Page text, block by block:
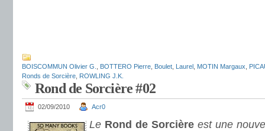
BOISCOMMUN Olivier G. BOTTERO Pierre Boulet Laurel MOTIN Margaux
Ronds de Sorcière ROWLING J.K.
Rond de Sorcière #02
02/09/2010 Acr0
Le Rond de Sorcière est une